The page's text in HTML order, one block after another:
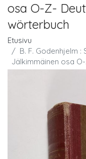
osa O-Z-
wörterbuch
Etusivu
B. F. Godenhjelm
Jälkimmäinen osa